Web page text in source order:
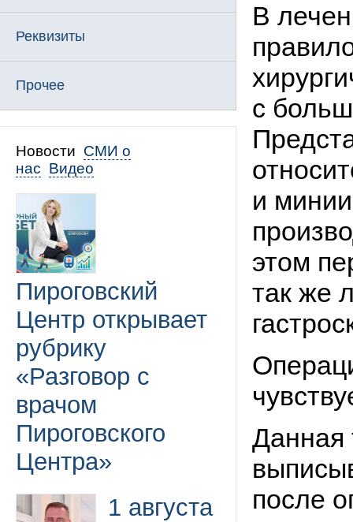
Реквизиты
Прочее
Новости СМИ о
нас Видео
Пироговский
Центр открывает
рубрику
«Разговор с
врачом
Пироговского
Центра»
1 августа
В
с
и
этом
так же
Данная
после